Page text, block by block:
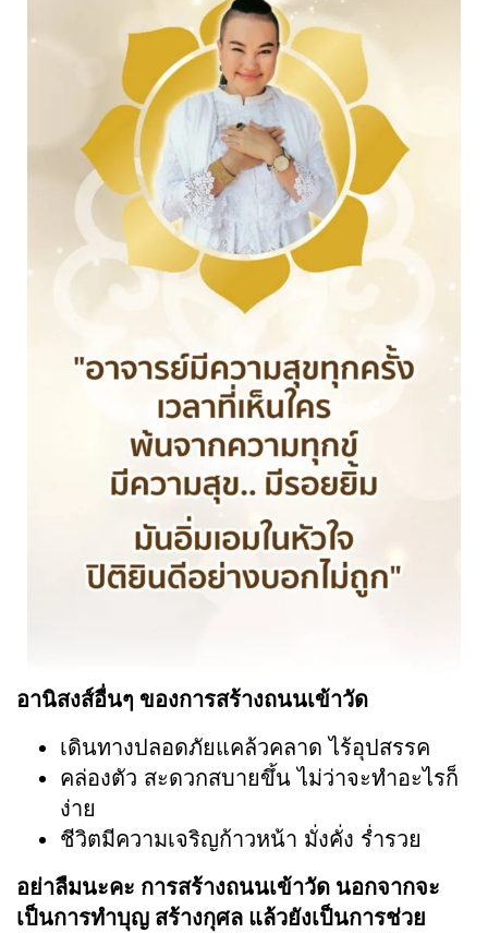
อานิสงส์อื่นๆ ของการสร้างถนนเข้าวัด
เดินทางปลอดภัยแคล้วคลาด ไร้อุปสรรค
คล่องตัว สะดวกสบายขึ้น ไม่ว่าจะทำอะไรก็
ง่าย
ชีวิตมีความเจริญก้าวหน้า มั่งคั่ง ร่ำรวย
อย่าลืมนะคะ การสร้างถนนเข้าวัด นอกจากจะ
เป็นการทำบุญ สร้างกุศล แล้วยังเป็นการช่วย